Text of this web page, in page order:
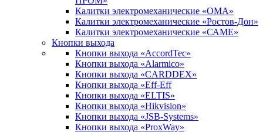
Калитки электромеханические «ОМА»
Калитки электромеханические «Ростов-Дон»
Калитки электромеханические «САМЕ»
Кнопки выхода
Кнопки выхода «AccordTec»
Кнопки выхода «Alarmico»
Кнопки выхода «CARDDEX»
Кнопки выхода «Eff-Eff
Кнопки выхода «ELTIS»
Кнопки выхода «Hikvision»
Кнопки выхода «JSB-Systems»
Кнопки выхода «ProxWay»